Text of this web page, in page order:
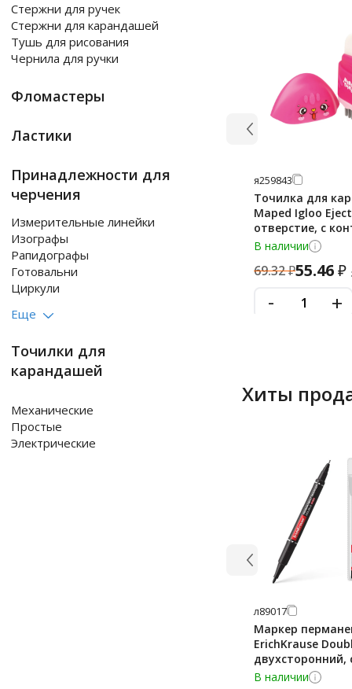
Стержни для ручек
Стержни для карандашей
Тушь для рисования
Чернила для ручки
Фломастеры
Ластики
Принадлежности для
черчения
Измерительные линейки
Изографы
Рапидографы
Готовальни
Циркули
Еще
Точилки для
карандашей
Механические
Простые
Электрические
я259843
Точилка для
Maped Igloo
отверстие, с
ассорти корпус
В наличии
69.32₽55.46₽
- +
Шариковая
511 синяя, 0.7мм,
оранжевый
В наличии
16.71
- +
Хиты
л89017
Маркер
ErichKrause
двухсторонний,
черный, красный
В наличии